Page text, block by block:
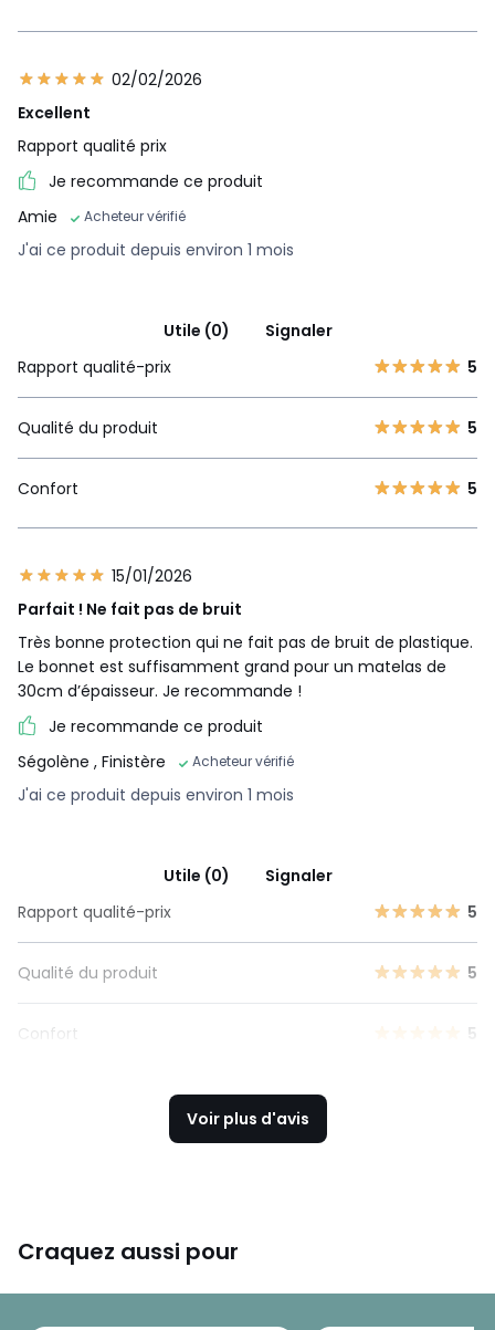
02/02/2026
Excellent
Rapport qualité prix
Je recommande ce produit
Amie
Acheteur vérifié
J'ai ce produit depuis environ 1 mois
Utile (0)
Signaler
Rapport qualité-prix
5
Qualité du produit 5
Confort 5
15/01/2026
Parfait ! Ne fait pas de bruit
Très bonne protection qui ne fait pas de bruit de plastique.
Le bonnet est suffisamment grand pour un matelas de
30cm d’épaisseur. Je recommande !
Je recommande ce produit
Ségolène , Finistère Acheteur vérifié
J'ai ce produit depuis environ 1 mois
Utile (0)
Signaler
Rapport qualité-prix
5
Qualité du produit 5
Confort 5
Voir plus d'avis
Craquez aussi pour